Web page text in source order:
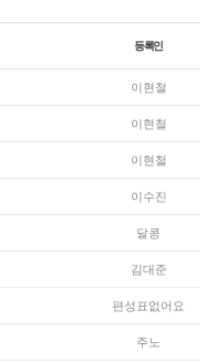
등록인
이현철
이현철
이현철
이수진
달콩
김대준
편성표없어요
주노